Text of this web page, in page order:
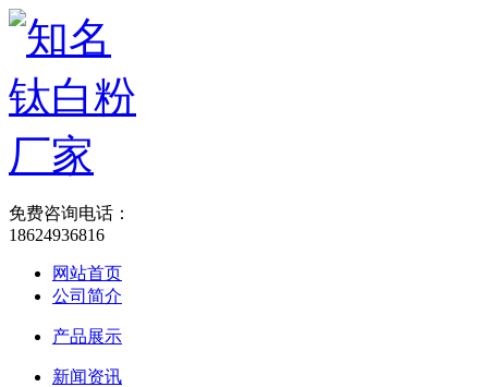
免费咨询电话：
18624936816
网站首页
公司简介
产品展示
新闻资讯